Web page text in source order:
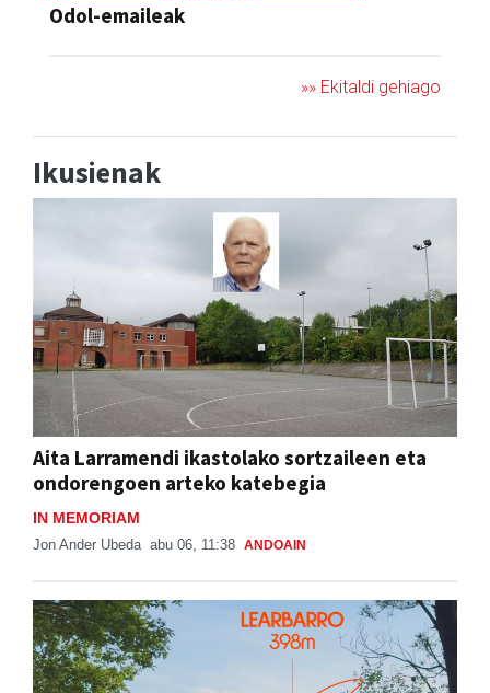
Odol-emaileak
»» Ekitaldi gehiago
Ikusienak
Aita Larramendi ikastolako sortzaileen eta
ondorengoen arteko katebegia
IN MEMORIAM
Jon Ander Ubeda abu 06, 11:38 ANDOAIN